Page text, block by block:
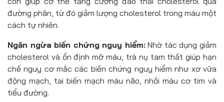
đường phân, từ đó giảm lượng cholesterol trong máu một
cách tự nhiên.
Ngăn ngừa biến chứng nguy hiểm:Nhờ tác dụng giảm
cholesterol và ổn định mỡ máu, trà nụ tam thất giúp hạn
chế nguy cơ mắc các biến chứng nguy hiểm như xơ vữa
động mạch, tai biến mạch máu não, nhồi máu cơ tim và
tiểu đường.